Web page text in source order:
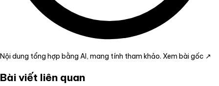
Nội dung tổng hợp bằng AI, mang tính tham khảo. Xem bài gốc ↗
Bài viết liên quan